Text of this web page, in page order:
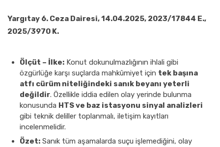
Yargıtay 6. Ceza Dairesi, 14.04.2025, 2023/17844 E.,
2025/3970 K.
Ölçüt – İlke: Konut dokunulmazlığının ihlali gibi
özgürlüğe karşı suçlarda mahkûmiyet için tek başına
atfı cürüm niteliğindeki sanık beyanı yeterli
değildir. Özellikle iddia edilen olay yerinde bulunma
konusunda HTS ve baz istasyonu sinyal analizleri
gibi teknik deliller toplanmalı, iletişim kayıtları
incelenmelidir.
Özet: Sanık tüm aşamalarda suçu işlemediğini, olay